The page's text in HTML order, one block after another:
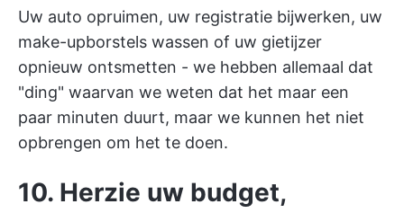
Uw auto opruimen, uw registratie bijwerken, uw
make-upborstels wassen of uw gietijzer
opnieuw ontsmetten - we hebben allemaal dat
"ding" waarvan we weten dat het maar een
paar minuten duurt, maar we kunnen het niet
opbrengen om het te doen.
10. Herzie uw budget,